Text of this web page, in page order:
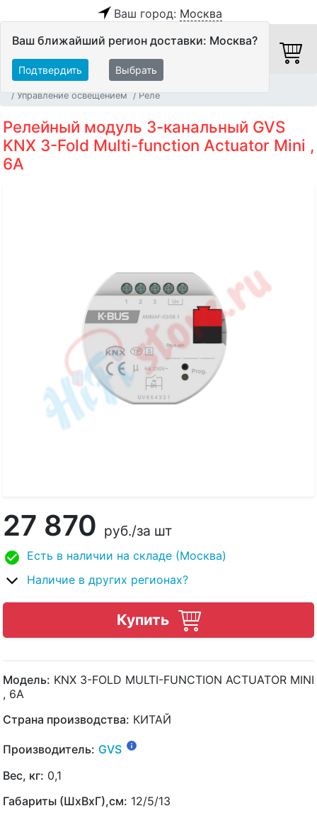
Ваш город: Москва
Ваш ближайший регион доставки: Москва?
Подтвердить Выбрать
Управление освещением
Реле
Релейный модуль 3-канальный GVS
KNX 3-Fold Multi-function Actuator Mini ,
6A
27 870 руб./за шт
Есть в наличии на складе (Москва)
Наличие в других регионах?
Купить
Модель: KNX 3-FOLD MULTI-FUNCTION ACTUATOR MINI
, 6A
Страна производства: КИТАЙ
Производитель: GVS
Вес, кг: 0,1
Габариты (ШхВхГ),см: 12/5/13